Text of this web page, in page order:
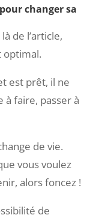
changer sa
de l’article,
optimal.
est prêt, il ne
à faire, passer à
de vie.
vous voulez
alors foncez !
de